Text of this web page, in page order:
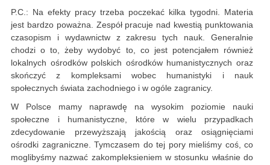
P.C.: Na efekty pracy trzeba poczekać kilka tygodni. Materia
jest bardzo poważna. Zespół pracuje nad kwestią punktowania
czasopism i wydawnictw z zakresu tych nauk. Generalnie
chodzi o to, żeby wydobyć to, co jest potencjałem również
lokalnych ośrodków polskich ośrodków humanistycznych oraz
skończyć z kompleksami wobec humanistyki i nauk
społecznych świata zachodniego i w ogóle zagranicy.
W Polsce mamy naprawdę na wysokim poziomie nauki
społeczne i humanistyczne, które w wielu przypadkach
zdecydowanie przewyższają jakością oraz osiągnięciami
ośrodki zagraniczne. Tymczasem do tej pory mieliśmy coś, co
moglibyśmy nazwać zakompleksieniem w stosunku właśnie do